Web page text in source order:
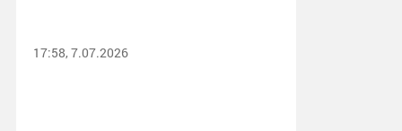
17:58, 7.07.2026